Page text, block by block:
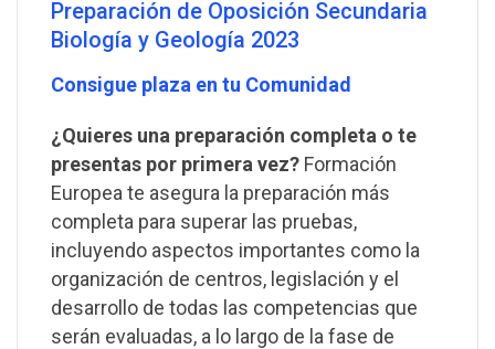
Preparación de Oposición Secundaria
Biología y Geología 2023
Consigue plaza en tu Comunidad
¿Quieres una preparación completa o te
presentas por primera vez? Formación
Europea te asegura la preparación más
completa para superar las pruebas,
incluyendo aspectos importantes como la
organización de centros, legislación y el
desarrollo de todas las competencias que
serán evaluadas, a lo largo de la fase de